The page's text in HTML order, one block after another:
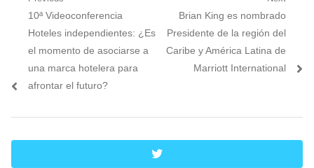
entradas
Previous
post:
10ª Videoconferencia
Hoteles independientes: ¿Es
el momento de asociarse a
una marca hotelera para
afrontar el futuro?
Next
post:
Brian King es nombrado
Presidente de la región del
Caribe y América Latina de
Marriott International
twitter